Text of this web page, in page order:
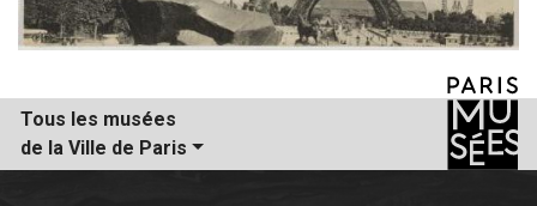
Tous les musées
de la Ville de Paris